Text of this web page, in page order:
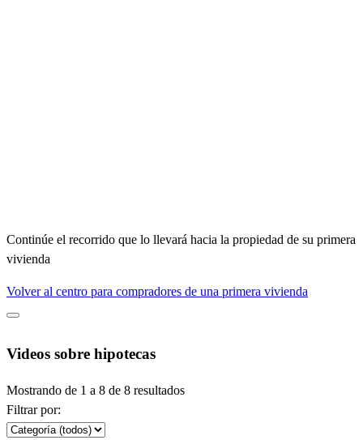
Continúe el recorrido que lo llevará hacia la propiedad de su primera
vivienda
Volver al centro para compradores de una primera vivienda
Videos sobre hipotecas
Mostrando de 1 a 8 de 8 resultados
Filtrar por: